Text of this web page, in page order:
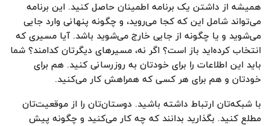
همیشه از داشتن یک برنامه اطمینان حاصل کنید. این برنامه
می‌تواند شامل این که کجا می‌روید، و چگونه پنهانی وارد جایی
می‌شوید و یا چگونه از جایی خارج می‌شوید باشد. آیا مسیری که
انتخاب کرده‌اید باز است؟ اگر نه، مسیرهای دیگرتان کدامند؟ شما
باید این اطلاعات را برای خودتان به روزرسانی کنید. هم برای
خودتان و هم برای هر کسی که همراهش کار می‌کنید.
با شبکه‌تان ارتباط داشته باشید. دوستان‌تان را از موقعیت‌تان
مطلع کنید. بگذارید بدانند که چه کار می‌کنید و چگونه پیش